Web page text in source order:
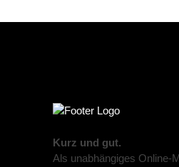
Kurz und gut.
Als unabhängiges Online-